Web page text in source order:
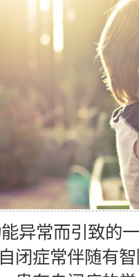
异常而引致的
闭症常伴随有